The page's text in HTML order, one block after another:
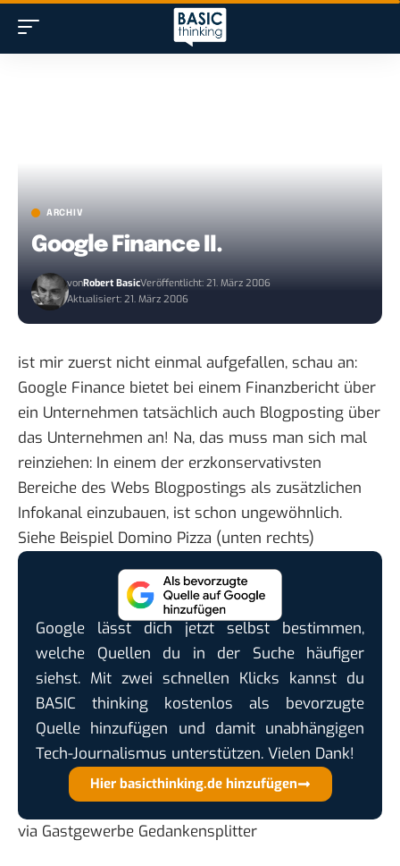
ARCHIV
Google Finance II.
vonRobert BasicVeröffentlicht: 21. März 2006
Aktualisiert: 21. März 2006
ist mir zuerst nicht einmal aufgefallen, schau an:
Google Finance bietet bei einem Finanzbericht über
ein Unternehmen tatsächlich auch Blogposting über
das Unternehmen an! Na, das muss man sich mal
reinziehen: In einem der erzkonservativsten
Bereiche des Webs Blogpostings als zusätzlichen
Infokanal einzubauen, ist schon ungewöhnlich.
Siehe Beispiel Domino Pizza (unten rechts)
Google lässt dich jetzt selbst bestimmen,
welche Quellen du in der Suche häufiger
siehst. Mit zwei schnellen Klicks kannst du
BASIC thinking kostenlos als bevorzugte
Quelle hinzufügen und damit unabhängigen
Tech-Journalismus unterstützen. Vielen Dank!
Hier basicthinking.de hinzufügen
via Gastgewerbe Gedankensplitter